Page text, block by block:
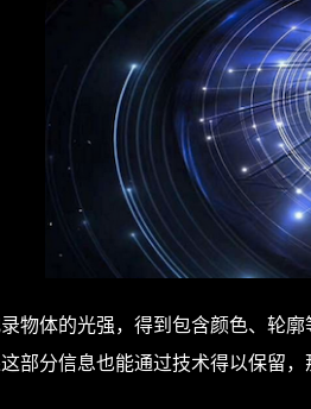
体的光强，得到包含颜色、轮廓
部分信息也能通过技术得以保留